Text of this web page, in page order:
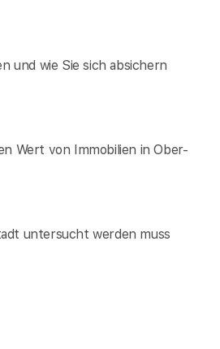
und wie Sie sich absichern
Wert von Immobilien in Ober-
untersucht werden muss